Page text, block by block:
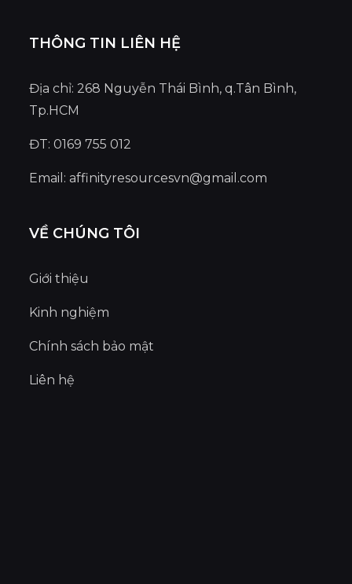
THÔNG TIN LIÊN HỆ
Địa chỉ: 268 Nguyễn Thái Bình, q.Tân Bình,
Tp.HCM
ĐT: 0169 755 012
Email:affinityresourcesvn@gmail.com
VỀ CHÚNG TÔI
Giới thiệu
Kinh nghiệm
Chính sách bảo mật
Liên hệ